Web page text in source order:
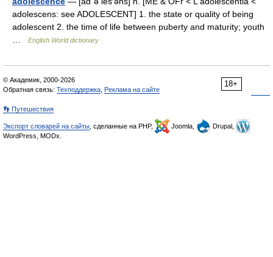
adolescens: see ADOLESCENT] 1. the state or quality of being
adolescent 2. the time of life between puberty and maturity; youth
English World dictionary
18+
© Академик, 2000-2026
Обратная связь: Техподдержка Реклама на сайте
👣 Путешествия
Экспорт словарей на сайты , сделанные на PHP, Joomla,
Drupal,
WordPress, MODx.